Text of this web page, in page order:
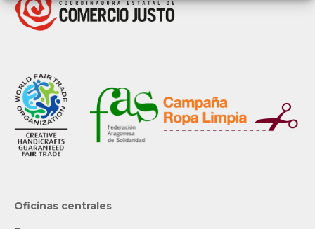
Oficinas centrales